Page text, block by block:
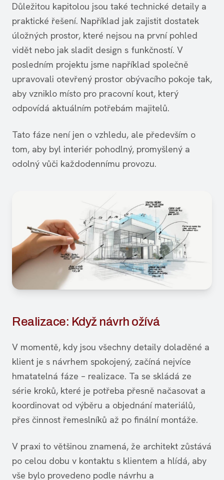
Důležitou kapitolou jsou také technické detaily a
praktické řešení. Například jak zajistit dostatek
úložných prostor, které nejsou na první pohled
vidět nebo jak sladit design s funkčností. V
posledním projektu jsme například společně
upravovali otevřený prostor obývacího pokoje tak,
aby vzniklo místo pro pracovní kout, který
odpovídá aktuálním potřebám majitelů.
Tato fáze není jen o vzhledu, ale především o
tom, aby byl interiér pohodlný, promyšlený a
odolný vůči každodennímu provozu.
Realizace: Když návrh ožívá
V momentě, kdy jsou všechny detaily doladěné a
klient je s návrhem spokojený, začíná nejvíce
hmatatelná fáze – realizace. Ta se skládá ze
série kroků, které je potřeba přesně načasovat a
koordinovat od výběru a objednání materiálů,
přes činnost řemeslníků až po finální montáže.
V praxi to většinou znamená, že architekt zůstává
po celou dobu v kontaktu s klientem a hlídá, aby
vše bylo provedeno podle návrhu a